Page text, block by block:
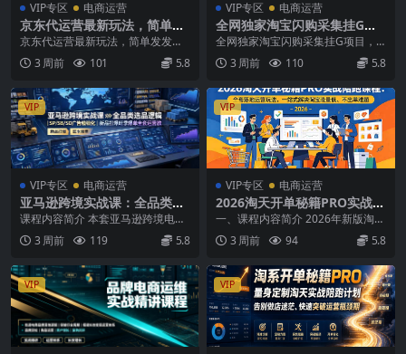
VIP专区 电商运营
京东代运营最新玩法，简单发
发视频，单日保底变现1k+，
小白2分钟即可上手【揭秘】
京东代运营最新玩法，简单发发视
频，单日保底变现1k+，小白2分钟
即可上手【揭秘】...
3 周前 101 5.8
VIP专区 电商运营
全网独家淘宝闪购采集挂G项
目，单窗口日入40+，可复制
可批量，单日轻松500+【揭
秘】
全网独家淘宝闪购采集挂G项目，
单窗口日入40+，可复制可批量，
单日轻松500+【...
3 周前 110 5.8
VIP
VIP专区 电商运营
亚马逊跨境实战课：全品类选
品逻辑｜SP/SB/SD广告精细
化｜新品打爆旺季爆单全套运
营教程
课程内容简介 本套亚马逊跨境电商
实战课覆盖全链路精品运营体系，
从商机探测器选品、...
3 周前 119 5.8
VIP
VIP专区 电商运营
2026淘天开单秘籍PRO实战陪
跑课程-更新：全套落地运营玩
法，一站式解决淘宝流量低、
不出单难题
一、课程内容简介 2026年新版淘天
实战陪跑课程，主打实战落地爆单
运营。课程聚焦...
3 周前 94 5.8
VIP VIP